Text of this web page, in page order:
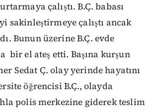
çalıştı. B.Ç. babası
sakinleştirmeye çalıştı ancak
Bunun üzerine B.Ç. evde
bir el ateş etti. Başına kurşun
Sedat Ç. olay yerinde hayatını
öğrencisi B.Ç., olayda
polis merkezine giderek teslim